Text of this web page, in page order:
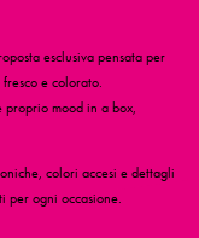
esclusiva pensata per
e colorato.
mood in a box,
colori accesi e dettagli
per ogni occasione.